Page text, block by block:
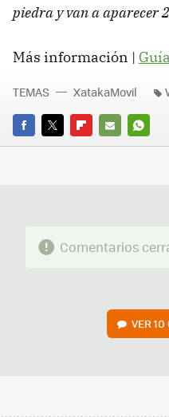
piedra y van a aparecer
Más información |
FACEBOOK
TWITTERFLIPBOARD
E-
TEMAS XatakaMovil
Comentarios
VER10